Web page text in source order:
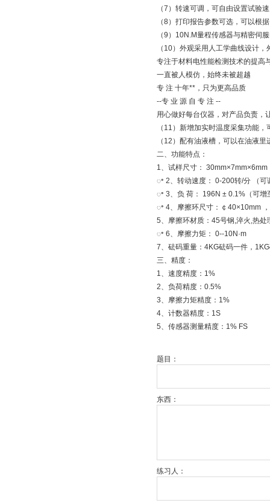
（7）转速可调，可自由设置试验
（8）打印报告参数可选，可以根
（9）10N.M量程传感器与精密伺
（10）外观采用人工学曲线设计
专注于材料电性能检测技术的提高
一直被人模仿，始终未被超越
专 注 十年**，只为更高品质
--专 业 源 自 专 注 --
用心做好每台仪器，对产品负责，
（11）新增加实时温度采集功能
（12）配有油液槽，可以在油液里
二、功能特点：
1、试样尺寸： 30mm×7mm×6mm
ꢀ 2、转动速度： 0-200转/分 （可
ꢀ 3、负 荷： 196N ± 0.1%（可增
ꢀ 4、摩擦环尺寸：￠40×10mm
5、摩擦环材质：45号钢,淬火,热
ꢀ 6、摩擦力矩： 0--10N·m
7、砝码重量：4KG砝码一件，
三、精度：
1、速度精度：1%
2、负荷精度：0.5%
3、摩擦力矩精度：1%
4、计数器精度：1S
5、传感器测量精度：1% FS
题目：
东西：
练习人：